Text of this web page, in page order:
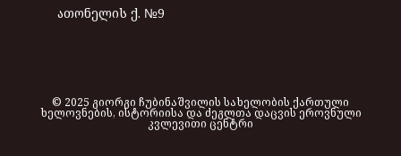
ათონელის ქ. №9
© 2025 გიორგი ჩუბინაშვილის სახელობის ქართული
ხელოვნების, ისტორიისა და ძეგლთა დაცვის ეროვნული
კვლევითი ცენტრი